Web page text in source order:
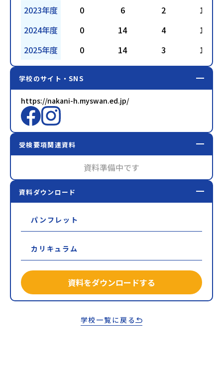
2023年度 0 6 2
17
2024年度
0 14 4
16
2025年度
0 14 3 16
学校のサイト・SNS
https://nakani-h.myswan.ed.jp/
受検要項関連資料
資料準備中です
資料ダウンロード
パンフレット
カリキュラム
資料をダウンロードする
学校一覧に戻る